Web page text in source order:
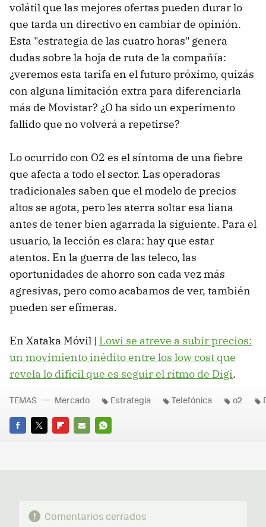
volátil que las mejores ofertas pueden durar lo
que tarda un directivo en cambiar de opinión.
Esta "estrategia de las cuatro horas" genera
dudas sobre la hoja de ruta de la compañía:
¿veremos esta tarifa en el futuro próximo, quizás
con alguna limitación extra para diferenciarla
más de Movistar? ¿O ha sido un experimento
fallido que no volverá a repetirse?
Lo ocurrido con O2 es el síntoma de una fiebre
que afecta a todo el sector. Las operadoras
tradicionales saben que el modelo de precios
altos se agota, pero les aterra soltar esa liana
antes de tener bien agarrada la siguiente. Para el
usuario, la lección es clara: hay que estar
atentos. En la guerra de las teleco, las
oportunidades de ahorro son cada vez más
agresivas, pero como acabamos de ver, también
pueden ser efímeras.
En Xataka Móvil | Lowi se atreve a subir precios:
un movimiento inédito entre los low cost que
revela lo difícil que es seguir el ritmo de Digi.
FACEBOOK
TWITTERFLIPBOARD
E-
WHATSAPP
TEMAS Mercado Estrategia Telefónica o2
Comentarios cerrados